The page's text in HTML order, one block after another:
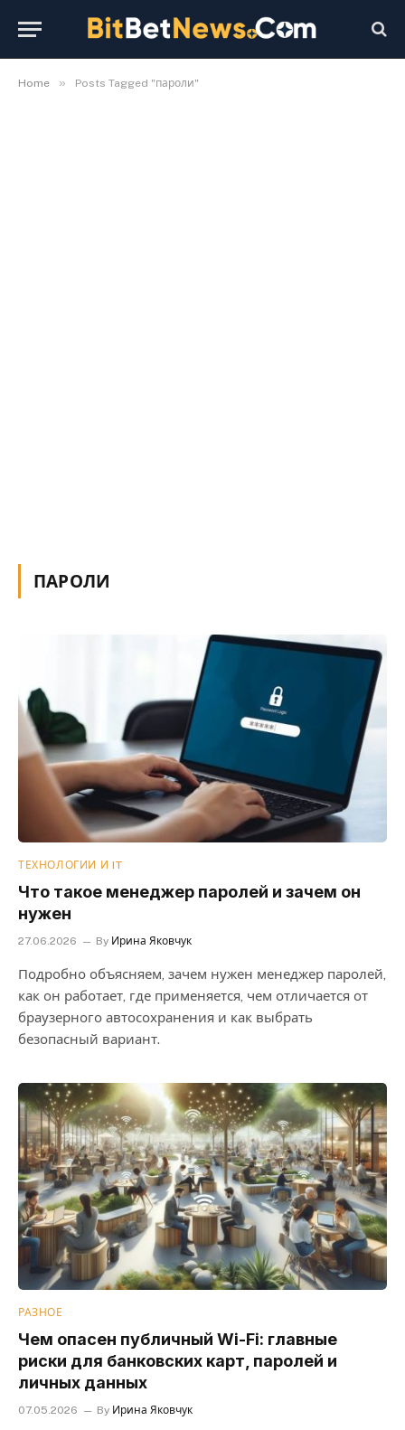
Home » Posts Tagged "пароли"
ПАРОЛИ
ТЕХНОЛОГИИ И IT
Что такое менеджер паролей и зачем он
нужен
27.06.2026 By Ирина Яковчук
Подробно объясняем, зачем нужен менеджер паролей,
как он работает, где применяется, чем отличается от
браузерного автосохранения и как выбрать
безопасный вариант.
РАЗНОЕ
Чем опасен публичный Wi-Fi: главные
риски для банковских карт, паролей и
личных данных
07.05.2026 By Ирина Яковчук